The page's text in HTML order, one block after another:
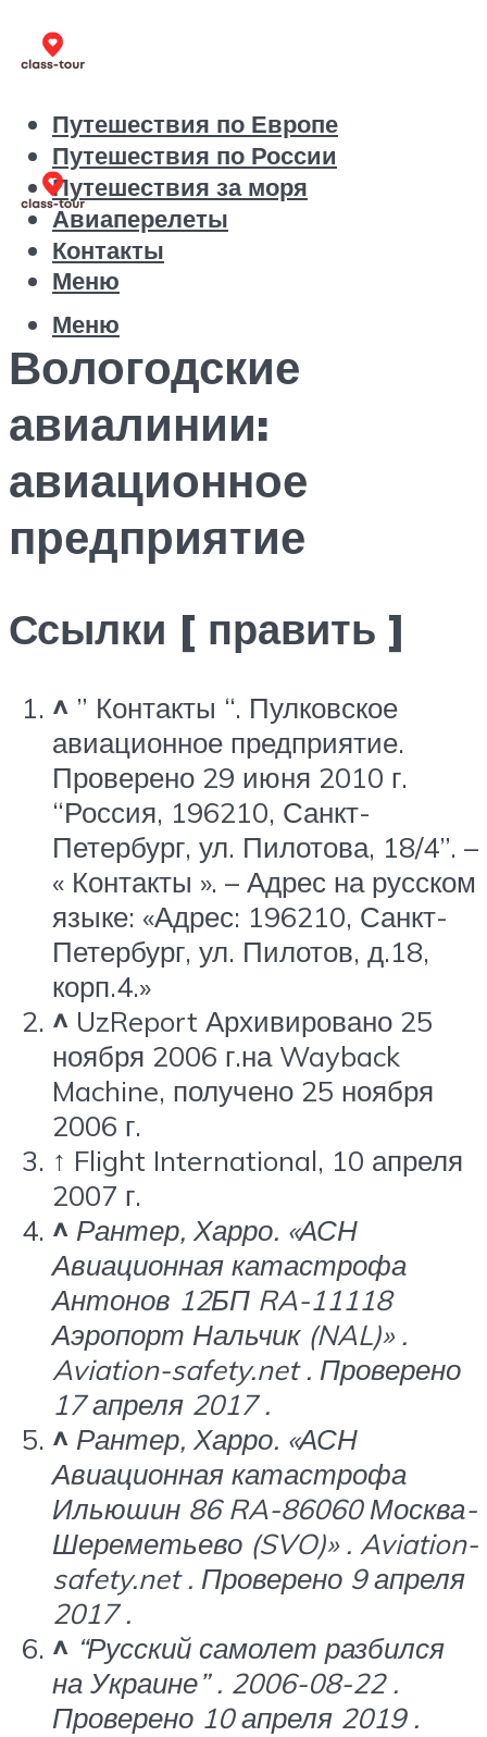
Путешествия по Европе
Путешествия по России
Путешествия за моря
Авиаперелеты
Контакты
Меню
Меню
Вологодские
авиалинии:
авиационное
предприятие
Ссылки [ править ]
^ ” Контакты “. Пулковское
авиационное предприятие.
Проверено 29 июня 2010 г.
“Россия, 196210, Санкт-
Петербург, ул. Пилотова, 18/4”. –
« Контакты ». – Адрес на русском
языке: «Адрес: 196210, Санкт-
Петербург, ул. Пилотов, д.18,
корп.4.»
^ UzReport Архивировано 25
ноября 2006 г.на Wayback
Machine, получено 25 ноября
2006 г.
↑ Flight International, 10 апреля
2007 г.
^ Рантер, Харро. «АСН
Авиационная катастрофа
Антонов 12БП RA-11118
Аэропорт Нальчик (NAL)» .
Aviation-safety.net. Проверено
17 апреля 2017 .
^ Рантер, Харро. «АСН
Авиационная катастрофа
Ильюшин 86 RA-86060 Москва-
Шереметьево (SVO)». Aviation-
safety.net. Проверено 9апреля
2017.
^ “Русский самолет разбился
на Украине”. 2006-08-22 .
Проверено 10апреля 2019.